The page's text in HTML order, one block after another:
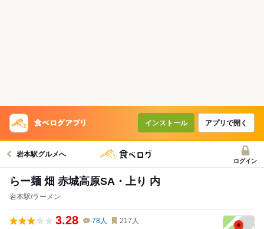
インストール アプリで開く
岩本駅グルメへ
ログイン
らー麺 畑 赤城高原SA・上り 内
岩本駅/ラーメン
3.28 78人 217 人